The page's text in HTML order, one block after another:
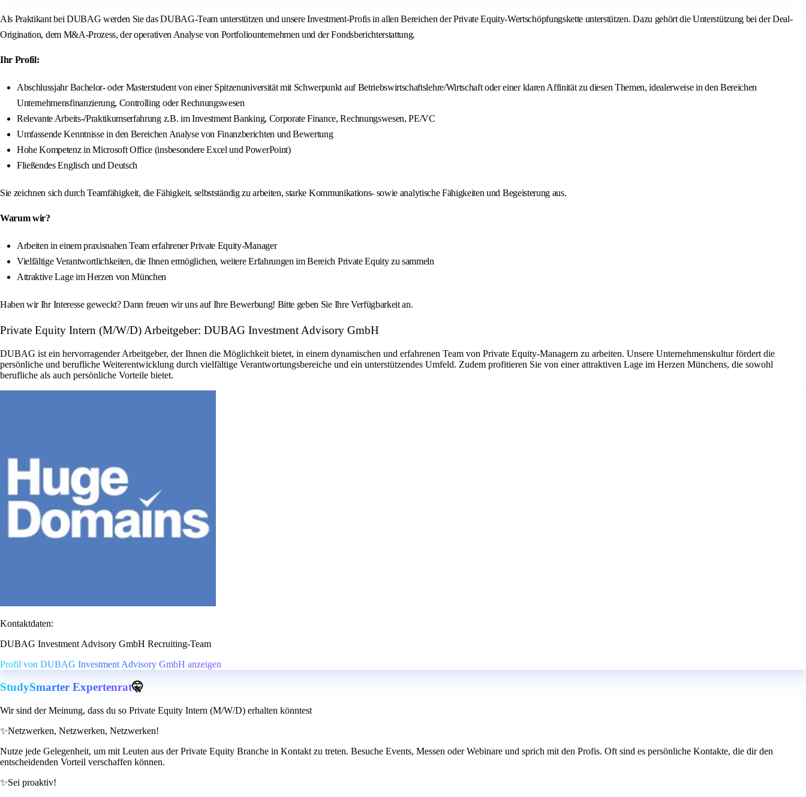
Als Praktikant bei DUBAG werden Sie das DUBAG-Team unterstützen und unsere Investment-Profis in allen Bereichen der Private Equity-Wertschöpfungskette unterstützen. Dazu gehört die Unterstützung bei der Deal-
Origination, dem M&A-Prozess, der operativen Analyse von Portfoliounternehmen und der Fondsberichterstattung.
Ihr Profil:
Abschlussjahr Bachelor- oder Masterstudent von einer Spitzenuniversität mit Schwerpunkt auf Betriebswirtschaftslehre/Wirtschaft oder einer klaren Affinität zu diesen Themen, idealerweise in den Bereichen
Unternehmensfinanzierung, Controlling oder Rechnungswesen
Relevante Arbeits-/Praktikumserfahrung z.B. im Investment Banking, Corporate Finance, Rechnungswesen, PE/VC
Umfassende Kenntnisse in den Bereichen Analyse von Finanzberichten und Bewertung
Hohe Kompetenz in Microsoft Office (insbesondere Excel und PowerPoint)
Fließendes Englisch und Deutsch
Sie zeichnen sich durch Teamfähigkeit, die Fähigkeit, selbstständig zu arbeiten, starke Kommunikations- sowie analytische Fähigkeiten und Begeisterung aus.
Warum wir?
Arbeiten in einem praxisnahen Team erfahrener Private Equity-Manager
Vielfältige Verantwortlichkeiten, die Ihnen ermöglichen, weitere Erfahrungen im Bereich Private Equity zu sammeln
Attraktive Lage im Herzen von München
Haben wir Ihr Interesse geweckt? Dann freuen wir uns auf Ihre Bewerbung! Bitte geben Sie Ihre Verfügbarkeit an.
Private Equity Intern (M/W/D) Arbeitgeber: DUBAG Investment Advisory GmbH
DUBAG ist ein hervorragender Arbeitgeber, der Ihnen die Möglichkeit bietet, in einem dynamischen und erfahrenen Team von Private Equity-Managern zu arbeiten. Unsere Unternehmenskultur fördert die
persönliche und berufliche Weiterentwicklung durch vielfältige Verantwortungsbereiche und ein unterstützendes Umfeld. Zudem profitieren Sie von einer attraktiven Lage im Herzen Münchens, die sowohl
berufliche als auch persönliche Vorteile bietet.
Kontaktdaten:
DUBAG Investment Advisory GmbH Recruiting-Team
Profil von DUBAG Investment Advisory GmbH anzeigen
StudySmarter Expertenrat🤫
Wir sind der Meinung, dass du so Private Equity Intern (M/W/D) erhalten könntest
✨Netzwerken, Netzwerken, Netzwerken!
Nutze jede Gelegenheit, um mit Leuten aus der Private Equity Branche in Kontakt zu treten. Besuche Events, Messen oder Webinare und sprich mit den Profis. Oft sind es persönliche Kontakte, die dir den
entscheidenden Vorteil verschaffen können.
✨Sei proaktiv!